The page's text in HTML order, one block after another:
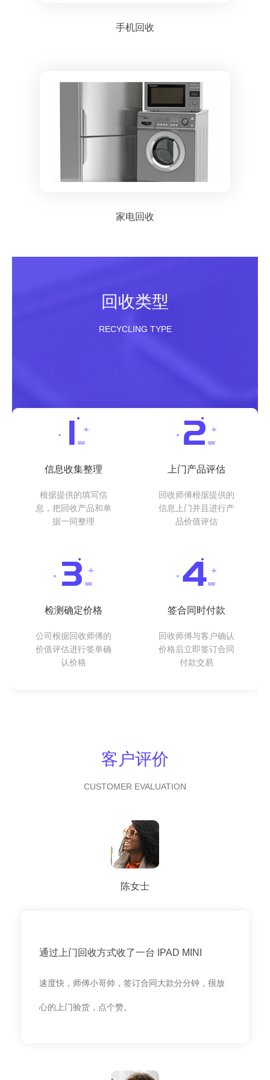
手机回收
家电回收
回收类型
RECYCLING TYPE
信息收集整理
根据提供的填写信
息，把回收产品和单
据一同整理
上门产品评估
回收师傅根据提供的
信息上门并且进行产
品价值评估
检测确定价格
公司根据回收师傅的
价值评估进行签单确
认价格
签合同时付款
回收师傅与客户确认
价格后立即签订合同
付款交易
客户评价
CUSTOMER EVALUATION
陈女士
通过上门回收方式收了一台 IPAD MINI
速度快，师傅小哥帅，签订合同大款分分钟，很放
心的上门验货，点个赞。